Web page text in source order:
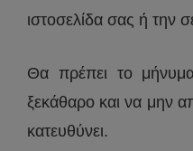
ιστοσελίδα σας ή την
Θα πρέπει το
ξεκάθαρο και να μην
κατευθύνει.